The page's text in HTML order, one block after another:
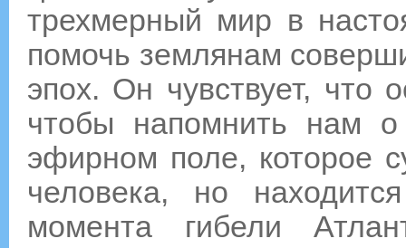
трехмерный мир в
помочь землянам
эпох. Он чувствует, что
чтобы напомнить нам
эфирном поле, которое
человека, но
момента гибели